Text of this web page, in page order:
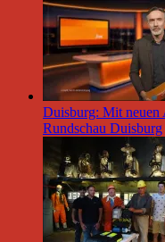
Duisburg: Mit neuen
Rundschau Duisburg